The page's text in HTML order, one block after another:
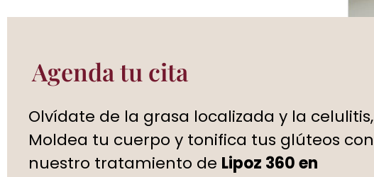
Agenda tu cita
Olvídate de la grasa localizada y la celulitis,
Moldea tu cuerpo y tonifica tus glúteos con
nuestro tratamiento de Lipoz 360 en